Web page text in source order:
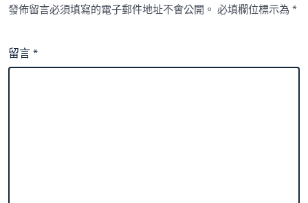
發佈留言必須填寫的電子郵件地址不會公開。 必填欄位標示為*
留言*